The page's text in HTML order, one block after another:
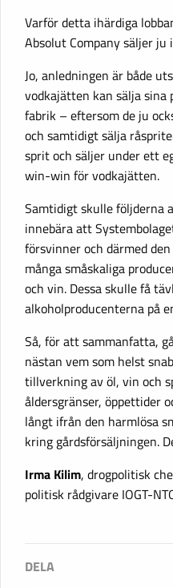
Varför detta ihärdiga
Absolut Company säljer ju
Jo, anledningen är både
vodkajätten kan sälja
fabrik – eftersom de ju
och samtidigt sälja
sprit och säljer under ett
win-win för vodkajätten.
Samtidigt skulle följderna
innebära att
försvinner och därmed
många småskaliga
och vin. Dessa skulle få
alkoholproducenterna på
Så, för att sammanfatta,
nästan vem som helst
tillverkning av öl, vin och
åldersgränser, öppettider
långt ifrån den harmlösa
kring gårdsförsäljningen.
Irma Kilim, drogpolitisk
politisk rådgivare IOGT-